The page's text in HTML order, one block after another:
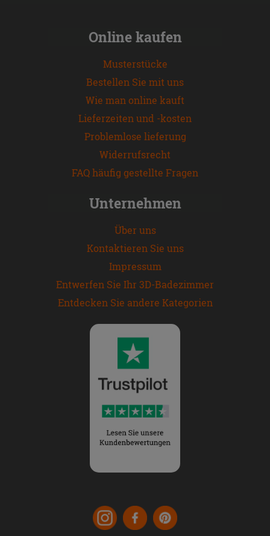
Online kaufen
Musterstücke
Bestellen Sie mit uns
Wie man online kauft
Lieferzeiten und -kosten
Problemlose lieferung
Widerrufsrecht
FAQ häufig gestellte Fragen
Unternehmen
Über uns
Kontaktieren Sie uns
Impressum
Entwerfen Sie Ihr 3D-Badezimmer
Entdecken Sie andere Kategorien